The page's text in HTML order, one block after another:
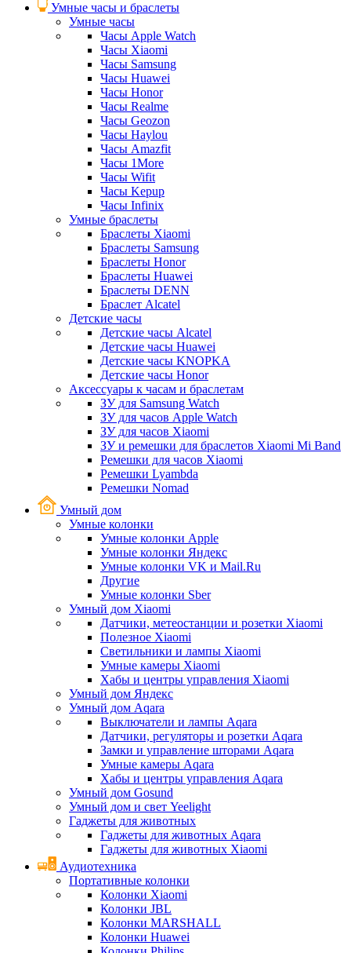
Умные часы и браслеты
Умные часы
Часы Apple Watch
Часы Xiaomi
Часы Samsung
Часы Huawei
Часы Honor
Часы Realme
Часы Geozon
Часы Haylou
Часы Amazfit
Часы 1More
Часы Wifit
Часы Kepup
Часы Infinix
Умные браслеты
Браслеты Xiaomi
Браслеты Samsung
Браслеты Honor
Браслеты Huawei
Браслеты DENN
Браслет Alcatel
Детские часы
Детские часы Alcatel
Детские часы Huawei
Детские часы KNOPKA
Детские часы Honor
Аксессуары к часам и браслетам
ЗУ для Samsung Watch
ЗУ для часов Apple Watch
ЗУ для часов Xiaomi
ЗУ и ремешки для браслетов Xiaomi Mi Band
Ремешки для часов Xiaomi
Ремешки Lyambda
Ремешки Nomad
Умный дом
Умные колонки
Умные колонки Apple
Умные колонки Яндекс
Умные колонки VK и Mail.Ru
Другие
Умные колонки Sber
Умный дом Xiaomi
Датчики, метеостанции и розетки Xiaomi
Полезное Xiaomi
Светильники и лампы Xiaomi
Умные камеры Xiaomi
Хабы и центры управления Xiaomi
Умный дом Яндекс
Умный дом Aqara
Выключатели и лампы Aqara
Датчики, регуляторы и розетки Aqara
Замки и управление шторами Aqara
Умные камеры Aqara
Хабы и центры управления Aqara
Умный дом Gosund
Умный дом и свет Yeelight
Гаджеты для животных
Гаджеты для животных Aqara
Гаджеты для животных Xiaomi
Аудиотехника
Портативные колонки
Колонки Xiaomi
Колонки JBL
Колонки MARSHALL
Колонки Huawei